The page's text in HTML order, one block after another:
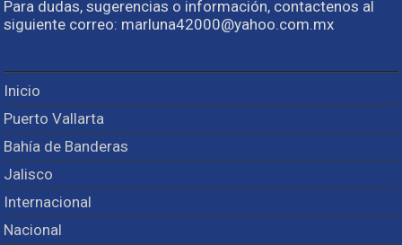
Para dudas, sugerencias o información, contactenos al
siguiente correo: marluna42000@yahoo.com.mx
Inicio
Puerto Vallarta
Bahía de Banderas
Jalisco
Internacional
Nacional